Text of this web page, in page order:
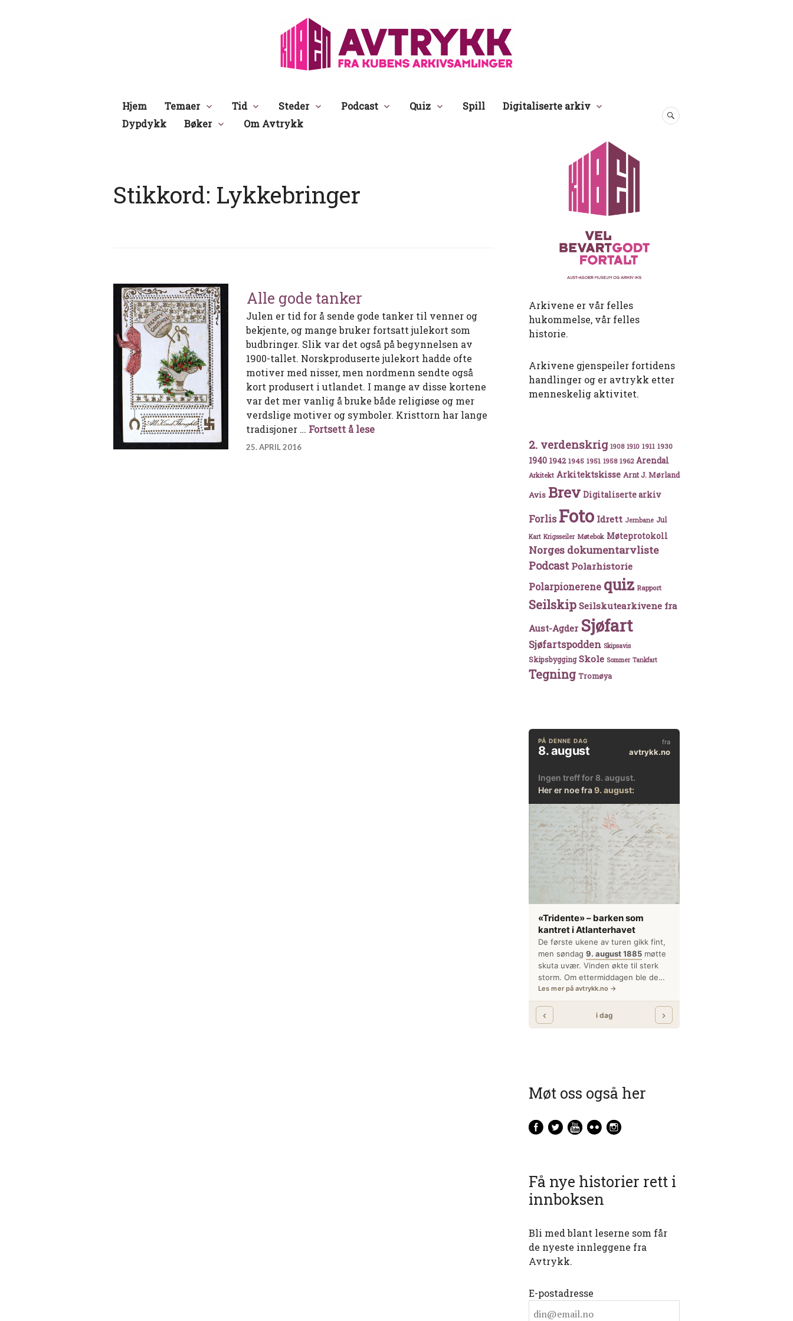
Avtrykk
Hjem Temaer Tid Steder Podcast Quiz Spill
Digitaliserte arkiv
Dypdykk
Bøker Om Avtrykk
SØK
Stikkord: Lykkebringer
Alle gode tanker
Julen er tid for å sende gode tanker til venner og
bekjente, og mange bruker fortsatt julekort som
budbringer. Slik var det også på begynnelsen av
1900-tallet. Norskproduserte julekort hadde ofte
motiver med nisser, men nordmenn sendte også
kort produsert i utlandet. I mange av disse kortene
var det mer vanlig å bruke både religiøse og mer
verdslige motiver og symboler. Kristtorn har lange
tradisjoner … Fortsett å leseAlle gode tanker
25. APRIL 2016
Arkivene er vår felles
hukommelse, vår felles
historie.
Arkivene gjenspeiler fortidens
handlinger og er avtrykk etter
menneskelig aktivitet.
2. verdenskrig 1908 1910 1911 1930
1940 1942 1945 1951 1958 1962 Arendal
Arkitekt Arkitektskisse Arnt J. Mørland
Avis Brev Digitaliserte arkiv
Forlis Foto Idrett Jernbane Jul
Kart Krigsseiler Møtebok Møteprotokoll
Norges dokumentarvliste
Podcast Polarhistorie
Polarpionerene quiz Rapport
Seilskip Seilskutearkivene fra
Aust-Agder Sjøfart
Sjøfartspodden Skipsavis
Skipsbygging Skole Sommer Tankfart
Tegning Tromøya
Møt oss også her
Få nye historier rett i
innboksen
Bli med blant leserne som får
de nyeste innleggene fra
Avtrykk.
E-postadresse